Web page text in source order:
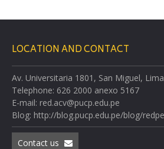
LOCATION AND CONTACT
Av. Universitaria 1801, San Miguel,
Telephone: 626 2000 anexo 5167
E-mail: red.acv@pucp.edu.pe
Blog: http://blog.pucp.edu.pe/blog/
Contact us